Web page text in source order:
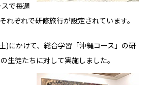
で毎週
れぞれで研修旅行が設定されています。
)にかけて、総合学習「沖縄コース」の研
生徒たちに対して実施しました。